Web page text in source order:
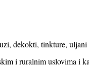
dekokti, tinkture, uljani
i ruralnim uslovima i